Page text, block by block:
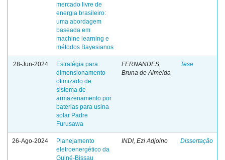
mercado livre de
energia brasileiro:
uma abordagem
baseada em
machine learning e
métodos Bayesianos
28-Jun-2024
Estratégia para
dimensionamento
otimizado de
sistema de
armazenamento por
baterias para usina
solar Padre
Furusawa
FERNANDES,
Bruna de Almeida
Tese
26-Ago-2024
Planejamento
eletroenergético da
Guiné-Bissau
INDI, Ezi Adjoino Dissertação